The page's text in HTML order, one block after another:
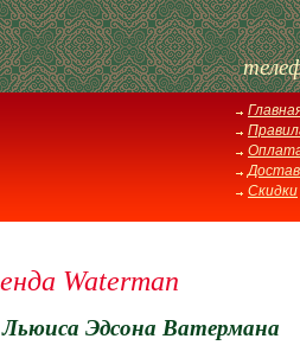
Скидки
Waterman
Эдсона Ватермана